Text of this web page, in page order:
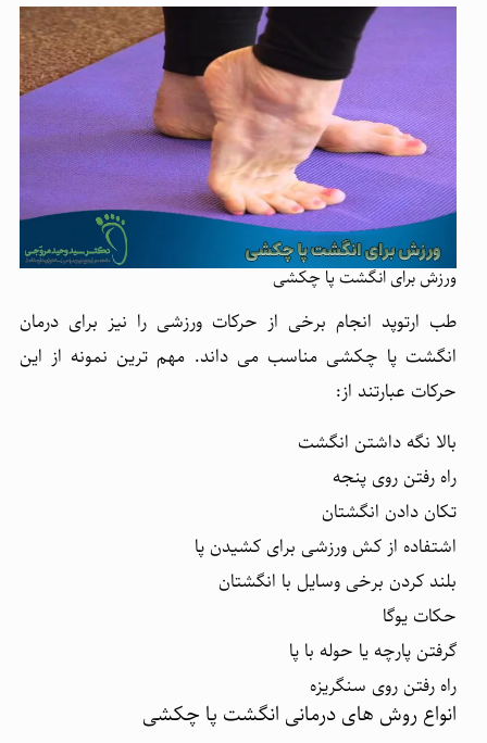
ورزش برای انگشت پا چکشی
طب ارتوپد انجام برخی از حرکات ورزشی را نیز برای درمان
انگشت پا چکشی مناسب می داند. مهم ترین نمونه از این
حرکات عبارتند از:
بالا نگه داشتن انگشت
راه رفتن روی پنجه
تکان دادن انگشتان
اشتفاده از کش ورزشی برای کشیدن پا
بلند کردن برخی وسایل با انگشتان
حکات یوگا
گرفتن پارچه یا حوله با پا
راه رفتن روی سنگریزه
انواع روش های درمانی انگشت پا چکشی